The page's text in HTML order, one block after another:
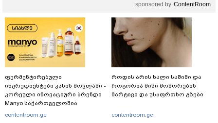
sponsored by ContentRoom
ფერმენტირებული
ინგრედიენტები კანის მოვლაში -
კორეული ინოვაციური ბრენდი
Manyo საქართველოშია
contentroom.ge
როდის არის ხალი საშიში და
როგორია მისი მოშორების
მარტივი და უსაფრთხო გზები
contentroom.ge